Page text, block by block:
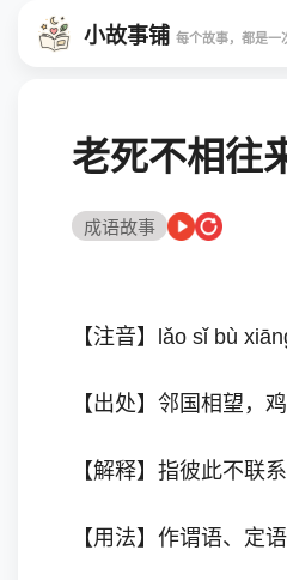
小故事铺 每个故事，都是一
老死不相往
成语故事
【注音】lǎo sǐ bù
【出处】邻国相望
【解释】指彼此不联
【用法】作谓语、定